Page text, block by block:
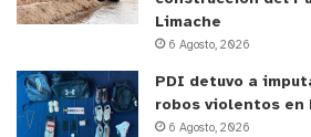
Limache
6 Agosto, 2026
PDI detuvo a
robos violentos en
6 Agosto, 2026